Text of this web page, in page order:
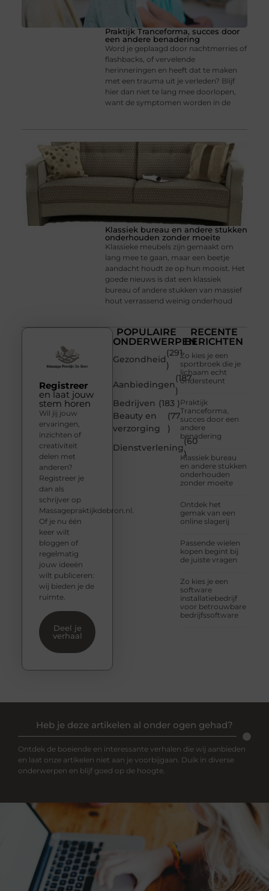
Praktijk Tranceforma, succes door
een andere benadering
Word je geplaagd door nachtmerries of
flashbacks, of vervelende
herinneringen en heeft dat te maken
met een trauma uit je verleden? Blijf
hier dan niet te lang mee doorlopen,
want de symptomen worden in de
Klassiek bureau en andere stukken
onderhouden zonder moeite
Klassieke meubels zijn gemaakt om
lang mee te gaan, maar een beetje
aandacht houdt ze op hun mooist. Het
goede nieuws is dat een klassiek
bureau of andere stukken van massief
hout verrassend weinig onderhoud
POPULAIRE
ONDERWERPEN
Gezondheid
(291
)
Aanbiedingen
(187
)
Bedrijven (183 )
Beauty en
verzorging
(77
)
Dienstverlening
(60
)
RECENTE
BERICHTEN
Zo kies je een
sportbroek die je
lichaam echt
ondersteunt
Praktijk
Tranceforma,
succes door een
andere
benadering
Klassiek bureau
en andere stukken
onderhouden
zonder moeite
Ontdek het
gemak van een
online slagerij
Passende wielen
kopen begint bij
de juiste vragen
Zo kies je een
software
installatiebedrijf
voor betrouwbare
bedrijfssoftware
Registreer
en laat jouw
stem horen
Wil jij jouw
ervaringen,
inzichten of
creativiteit
delen met
anderen?
Registreer je
dan als
schrijver op
Massagepraktijkdebron.nl.
Of je nu één
keer wilt
bloggen of
regelmatig
jouw ideeën
wilt publiceren:
wij bieden je de
ruimte.
Deel je
verhaal
Heb je deze artikelen al onder ogen gehad?
Ontdek de boeiende en interessante verhalen die wij aanbieden
en laat onze artikelen niet aan je voorbijgaan. Duik in diverse
onderwerpen en blijf goed op de hoogte.